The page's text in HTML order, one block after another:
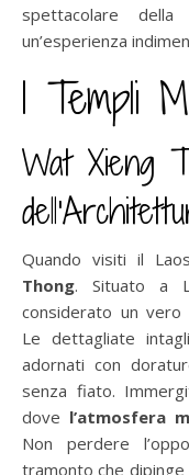
spettacolare
un’esperienza
I Templi
Wat Xieng
Quando visiti il
Thong. Situato a
considerato un vero
Le dettagliate
adornati con
senza fiato.
dove l’atmosfera
Non perdere
tramonto che